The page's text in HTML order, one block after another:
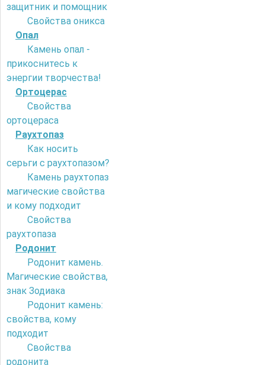
защитник и помощник
Свойства оникса
Опал
Камень опал -
прикоснитесь к
энергии творчества!
Ортоцерас
Свойства
ортоцераса
Раухтопаз
Как носить
серьги с раухтопазом?
Камень раухтопаз
магические свойства
и кому подходит
Свойства
раухтопаза
Родонит
Родонит камень.
Магические свойства,
знак Зодиака
Родонит камень:
свойства, кому
подходит
Свойства
родонита